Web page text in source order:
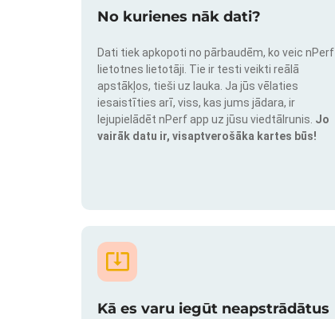
No kurienes nāk dati?
Dati tiek apkopoti no pārbaudēm, ko veic nPerf
lietotnes lietotāji. Tie ir testi veikti reālā
apstākļos, tieši uz lauka. Ja jūs vēlaties
iesaistīties arī, viss, kas jums jādara, ir
lejupielādēt nPerf app uz jūsu viedtālrunis. Jo
vairāk datu ir, visaptverošāka kartes būs!
Kā es varu iegūt neapstrādātus